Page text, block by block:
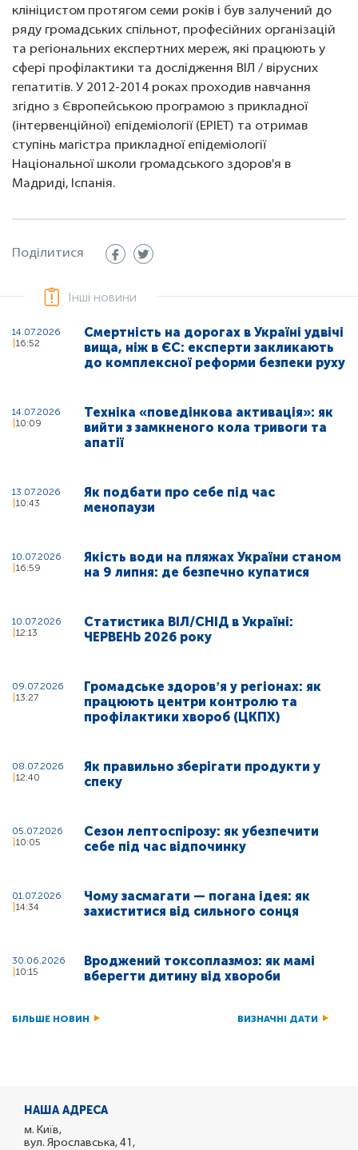
клініцистом протягом семи років і був залучений до
ряду громадських спільнот, професійних організацій
та регіональних експертних мереж, які працюють у
сфері профілактики та дослідження ВІЛ / вірусних
гепатитів. У 2012-2014 роках проходив навчання
згідно з Європейською програмою з прикладної
(інтервенційної) епідеміології (EPIET) та отримав
ступінь магістра прикладної епідеміології
Національної школи громадського здоров'я в
Мадриді, Іспанія.
Поділитися
Інші новини
14.07.2026
16:52
Смертність на дорогах в Україні удвічі
вища, ніж в ЄС: експерти закликають
до комплексної реформи безпеки руху
14.07.2026
10:09
Техніка «поведінкова активація»: як
вийти з замкненого кола тривоги та
апатії
13.07.2026
10:43
Як подбати про себе під час
менопаузи
10.07.2026
16:59
Якість води на пляжах України станом
на 9 липня: де безпечно купатися
10.07.2026
12:13
Статистика ВІЛ/СНІД в Україні:
ЧЕРВЕНЬ 2026 року
09.07.2026
13:27
Громадське здоровʼя у регіонах: як
працюють центри контролю та
профілактики хвороб (ЦКПХ)
08.07.2026
12:40
Як правильно зберігати продукти у
спеку
05.07.2026
10:05
Сезон лептоспірозу: як убезпечити
себе під час відпочинку
01.07.2026
14:34
Чому засмагати — погана ідея: як
захиститися від сильного сонця
30.06.2026
10:15
Вроджений токсоплазмоз: як мамі
вберегти дитину від хвороби
БІЛЬШЕ НОВИН ВИЗНАЧНІ ДАТИ
НАША АДРЕСА
м. Київ,
вул. Ярославська, 41,